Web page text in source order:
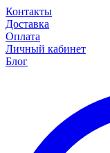
Контакты
Доставка
Оплата
Личный кабинет
Блог